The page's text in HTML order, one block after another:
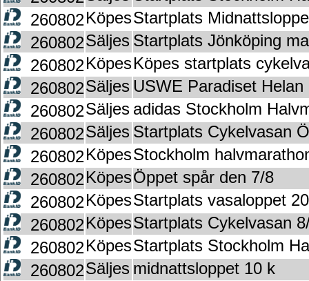
260802KöpesStartplats
260802Säljes Startplats Jönköping
260802KöpesKöpes startplats
260802Säljes USWE Paradiset Helan
260802Säljes adidas Stockholm
260802Säljes Startplats Cykelvasan
260802KöpesStockholm
260802KöpesÖppet spår den 7/8
260802KöpesStartplats vasaloppet
260802KöpesStartplats Cykelvasan
260802KöpesStartplats Stockholm
260802Säljes midnattsloppet 10 k